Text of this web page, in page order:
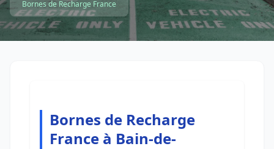
Bornes de Recharge France
Bornes de Recharge
France à Bain-de-